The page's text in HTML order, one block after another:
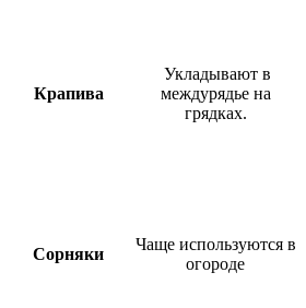
Крапива
Укладывают в
междурядье на
грядках.
Сорняки
Чаще используются в
огороде